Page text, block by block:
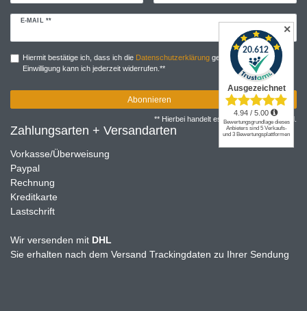
E-MAIL **
Newsletter
Hiermit bestätige ich, dass ich die Daten­schutz­erklärunggelesen habe. Meine
Einwilligung kann ich jederzeit widerrufen.**
Abonnieren
** Hierbei handelt es sich um ein Pflichtfeld.
Zahlungsarten + Versandarten
Vorkasse/Überweisung
Paypal
Rechnung
Kreditkarte
Lastschrift
Wir versenden mit DHL
Sie erhalten nach dem Versand Trackingdaten zu Ihrer Sendung
✕